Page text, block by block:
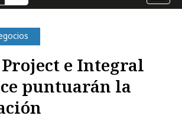
e Integral
puntuarán la